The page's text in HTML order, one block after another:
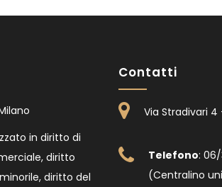
in diritto di
diritto
diritto del
Contatti
Via Stradivari 4
Telefono: 06/
(Centralino